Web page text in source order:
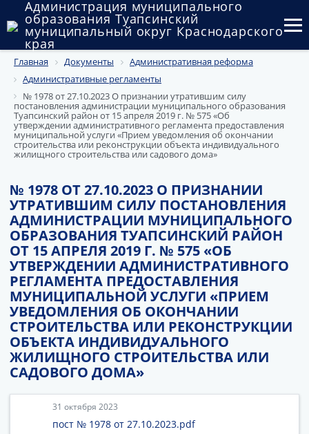
Администрация муниципального
образования Туапсинский
муниципальный округ Краснодарского
края
Округ
Администрация
Муниципальные закупки
Государственный и муниципальный контроль
Муниципальное имущество
Публичные слушания и общественные обсуждения
Документы
Главная Документы
Административная реформа
Административные регламенты
№ 1978 от 27.10.2023 О признании утратившим силу
постановления администрации муниципального образования
Туапсинский район от 15 апреля 2019 г. № 575 «Об
утверждении административного регламента предоставления
муниципальной услуги «Прием уведомления об окончании
строительства или реконструкции объекта индивидуального
жилищного строительства или садового дома»
№ 1978 ОТ 27.10.2023 О ПРИЗНАНИИ
УТРАТИВШИМ СИЛУ ПОСТАНОВЛЕНИЯ
АДМИНИСТРАЦИИ МУНИЦИПАЛЬНОГО
ОБРАЗОВАНИЯ ТУАПСИНСКИЙ РАЙОН
ОТ 15 АПРЕЛЯ 2019 Г. № 575 «ОБ
УТВЕРЖДЕНИИ АДМИНИСТРАТИВНОГО
РЕГЛАМЕНТА ПРЕДОСТАВЛЕНИЯ
МУНИЦИПАЛЬНОЙ УСЛУГИ «ПРИЕМ
УВЕДОМЛЕНИЯ ОБ ОКОНЧАНИИ
СТРОИТЕЛЬСТВА ИЛИ РЕКОНСТРУКЦИИ
ОБЪЕКТА ИНДИВИДУАЛЬНОГО
ЖИЛИЩНОГО СТРОИТЕЛЬСТВА ИЛИ
САДОВОГО ДОМА»
31 октября 2023
пост № 1978 от 27.10.2023.pdf